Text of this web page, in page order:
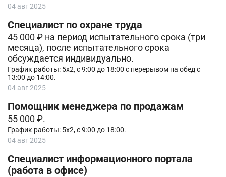
04 авг 2025
Специалист по охране труда
45 000 ₽ на период испытательного срока (три
месяца), после испытательного срока
обсуждается индивидуально.
График работы: 5х2, с 9:00 до 18:00 с перерывом на обед с
13:00 до 14:00.
04 авг 2025
Помощник менеджера по продажам
55 000 ₽.
График работы: 5х2, с 9:00 до 18:00.
04 авг 2025
Специалист информационного портала
(работа в офисе)